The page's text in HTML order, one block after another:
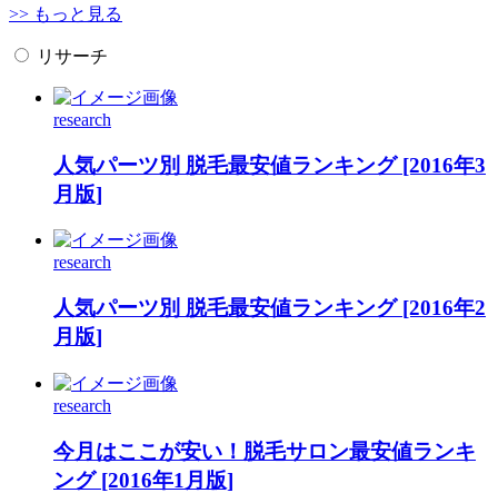
>> もっと見る
リサーチ
research
人気パーツ別 脱毛最安値ランキング [2016年3
月版]
research
人気パーツ別 脱毛最安値ランキング [2016年2
月版]
research
今月はここが安い！脱毛サロン最安値ランキ
ング [2016年1月版]